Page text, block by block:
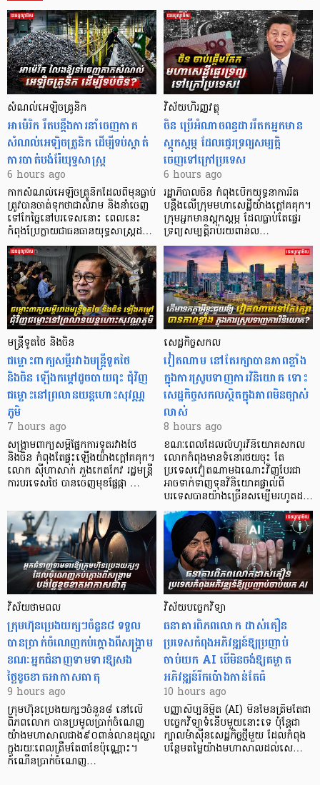
សំណល់អេឡិចត្រូនិក
អាម៉េរិក រឹតបន្តឹងការនាំចេញកាក
សំណល់អេឡិចត្រូនិក ដើម្បីទប់ស្កាត់
ការបាត់បង់រ៉ែយុទ្ធសាស្ត្រ
6 hours ago
កាក​សំណល់​អេឡិច​ត្រូនិកដែល​ពីមុនធ្លាប់​
ត្រូវបានចាត់ទុកថាជាសំរាម និងនាំចេញ
ទៅកែច្នៃនៅបរទេស​នោះ ពេលនេះ
កំពុងប្រែក្លាយជាធនធានយុទ្ធសាស្ត្រដ…
វិស័យហិរញ្ញវត្ថុ
ចិន ប្រើ​អំណាចពន្ធដាររឹតកអ្នកមាន
ស្ដុកស្ដម្ភ ដែលផ្ទេរទ្រព្យសម្បត្តិ
ចេញទៅក្រៅប្រទេស
6 hours ago
រដ្ឋាភិបាលចិន កំពុងបើកយុទ្ធនាការរឹត
បន្តឹងលើក្រុមមហាសេដ្ឋី​យ៉ាង​ក្ដៅគគុក។
​ក្រុមអ្នកមានស្ដុកស្ដម្ភ ដែល​ធ្លាប់​តែផ្ទេរ
ទ្រព្យសម្បត្តិរាប់រយពាន់ល…
មន្ត្រីទូតថៃ និងចិន
ជម្លោះពាក្យសម្តីរវាងមន្ត្រីទូតថៃ
និងចិន ឡើងកម្ដៅដូចបាយពុះ ជុំវិញ
ជម្លោះនៅព្រលានយន្តហោះសុវណ្ណ
ភូមិ
7 hours ago
សង្គ្រាមពាក្យសម្តីផ្នែកការទូតរវាងថៃ
និងចិន កំពុងតែផ្ទុះឡើងយ៉ាងក្តៅគគុក។
លោក ស៊ីហាសាក់ ភួងកេតកែវ រដ្ឋមន្ត្រី
ការបរទេសថៃ បានចេញមុខផ្លែផ្កា …
សេដ្ឋកិច្ចសកល
វៀតណាម នៅតែរក្សាបានភាពខ្លាំង
ក្នុងការស្រូបទាញការវិនិយោគ​ ទោះ
សេដ្ឋកិច្ចសកលស្ថិតក្នុងភាពមិនច្បាស់
លាស់
8 hours ago
ខណៈពេលដែលលំហូរវិនិយោគសកល
លោកកំពុងមានទំនោរថយចុះ តែ
ប្រទេសវៀតណាមឯណោះវិញបែរជា
អាចទាក់ទាញទុនវិនិយោគផ្ទាល់ពី
បរទេសបានយ៉ាងច្រើនសម្បើមរហូតដ…
វិស័យថាមពល
ក្រុមហ៊ុនប្រេងយក្សៗចំនួន៨ ទទួល
បានប្រាក់ចំណេញកប់ក្តោងពីសង្គ្រាម
ខណៈអ្នកជំនាញទាមទារឱ្យសង
ថ្លៃខូចខាតអាកាសធាតុ
9 hours ago
ក្រុមហ៊ុនប្រេងយក្សៗចំនួន៨ នៅលើ
ពិភពលោក បានប្រមូលប្រាក់ចំណេញ
យ៉ាងមហាសាលជាង៩០ពាន់លានដុល្លារ
ក្នុងរយៈពេលត្រឹមតែ៣ខែប៉ុណ្ណោះ។
កំណើនប្រាក់ចំណេញ…
វិស័យបច្ចេកវិទ្យា
ធនាគារពិភពលោក ដាស់តឿន
ប្រទេសកំពុងអភិវឌ្ឍន៍ឱ្យប្រញាប់
ចាប់យក AI បើមិនចង់ឱ្យគម្លាត
អភិវឌ្ឍន៍រីកប៉ោងកាន់តែធំ
10 hours ago
បញ្ញាសិប្បនិម្មិត (AI) មិនមែនត្រឹមតែជា
បច្ចេកវិទ្យាទំនើបមួយនោះទេ ប៉ុន្តែជា
ក្បាលម៉ាស៊ីនសេដ្ឋកិច្ចថ្មីមួយ ដែលកំពុង
បន្ថែមតម្លៃយ៉ាងមហាសាលដល់សេ…